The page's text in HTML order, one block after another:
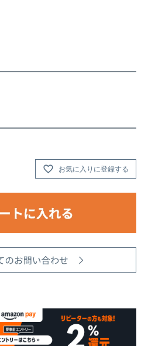
お気に入りに登録する